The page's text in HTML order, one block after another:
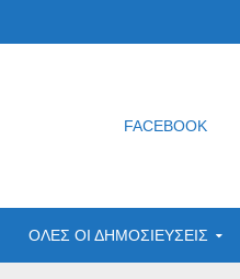
FACEBOOK
ΟΛΕΣ ΟΙ ΔΗΜΟΣΙΕΥΣΕΙΣ